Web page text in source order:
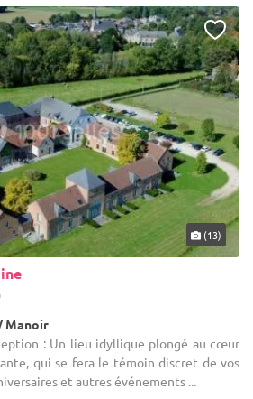
(13)
Manoir
: Un lieu idyllique plongé au cœur
qui se fera le témoin discret de vos
et autres événements ...